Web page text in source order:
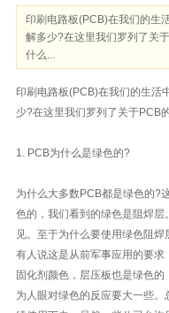
印刷电路板(PCB)在我们的生
解多少?在这里我们罗列了关
什么...
印刷电路板(PCB)在我们的生活
少?在这里我们罗列了关于PCB
1. PCB为什么是绿色的?
为什么大多数PCB都是绿色的?
色的，我们看到的绿色是阻焊
见。至于为什么要使用绿色阻焊
有人说这是从前军事应用的要
固化剂颜色，层压板也是绿色
为人眼对绿色的反应要大一些